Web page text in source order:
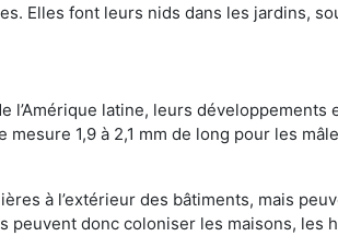
Elles font leurs nids dans les jardins,
latine, leurs développements
1,9 à 2,1 mm de long pour les
à l’extérieur des bâtiments, mais
peuvent donc coloniser les maisons,